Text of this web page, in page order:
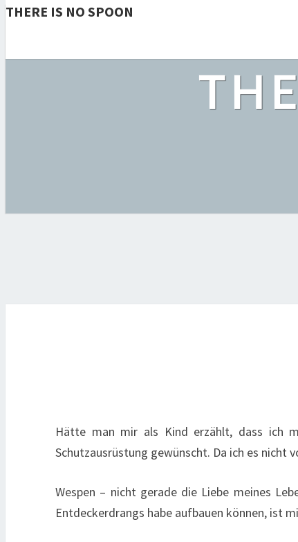
THERE IS NO SPOON
Hätte man mir als Kind erzählt, dass ich
Schutzausrüstung gewünscht. Da ich es nicht
Wespen – nicht gerade die Liebe meines
Entdeckerdrangs habe aufbauen können, ist